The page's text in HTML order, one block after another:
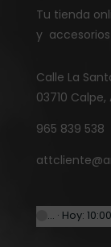
Tu tienda
y
Calle La
03710 Calpe,
965 839 538
… · Hoy: